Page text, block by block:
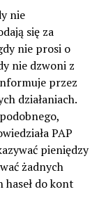
nie
się za
nie prosi o
nie dzwoni z
przez
działaniach.
PAP
pieniędzy
żadnych
do kont